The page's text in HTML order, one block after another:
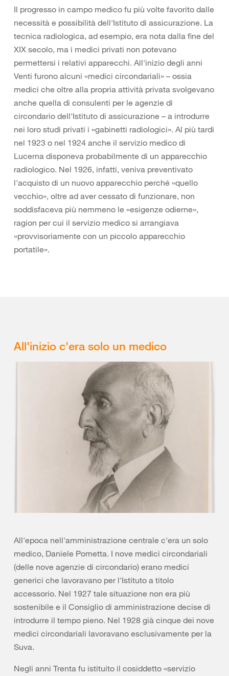
Il progresso in campo medico fu più volte favorito dalle
necessità e possibilità dell'Istituto di assicurazione. La
tecnica radiologica, ad esempio, era nota dalla fine del
XIX secolo, ma i medici privati non potevano
permettersi i relativi apparecchi. All'inizio degli anni
Venti furono alcuni «medici circondariali» – ossia
medici che oltre alla propria attività privata svolgevano
anche quella di consulenti per le agenzie di
circondario dell'Istituto di assicurazione – a introdurre
nei loro studi privati i «gabinetti radiologici». Al più tardi
nel 1923 o nel 1924 anche il servizio medico di
Lucerna disponeva probabilmente di un apparecchio
radiologico. Nel 1926, infatti, veniva preventivato
l'acquisto di un nuovo apparecchio perché «quello
vecchio», oltre ad aver cessato di funzionare, non
soddisfaceva più nemmeno le «esigenze odierne»,
ragion per cui il servizio medico si arrangiava
«provvisoriamente con un piccolo apparecchio
portatile».
All'inizio c'era solo un medico
All'epoca nell'amministrazione centrale c'era un solo
medico, Daniele Pometta. I nove medici circondariali
(delle nove agenzie di circondario) erano medici
generici che lavoravano per l'Istituto a titolo
accessorio. Nel 1927 tale situazione non era più
sostenibile e il Consiglio di amministrazione decise di
introdurre il tempo pieno. Nel 1928 già cinque dei nove
medici circondariali lavoravano esclusivamente per la
Suva.
Negli anni Trenta fu istituito il cosiddetto «servizio